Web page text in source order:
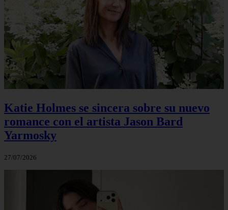
Katie Holmes se sincera sobre su nuevo
romance con el artista Jason Bard
Yarmosky
27/07/2026